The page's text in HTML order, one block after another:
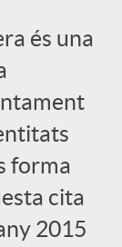
és una
forma
cita
2015